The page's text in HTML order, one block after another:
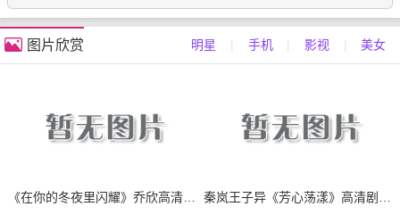
明星 手机 影视 美女
图片欣赏
《在你的冬夜里闪耀》乔欣高清人物剧照